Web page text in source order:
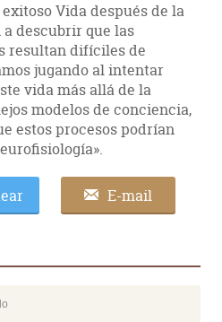
Vida después de la
descubrir que las
resultan difíciles de
jugando al intentar
vida más allá de la
modelos de conciencia,
estos procesos podrían
E-mail